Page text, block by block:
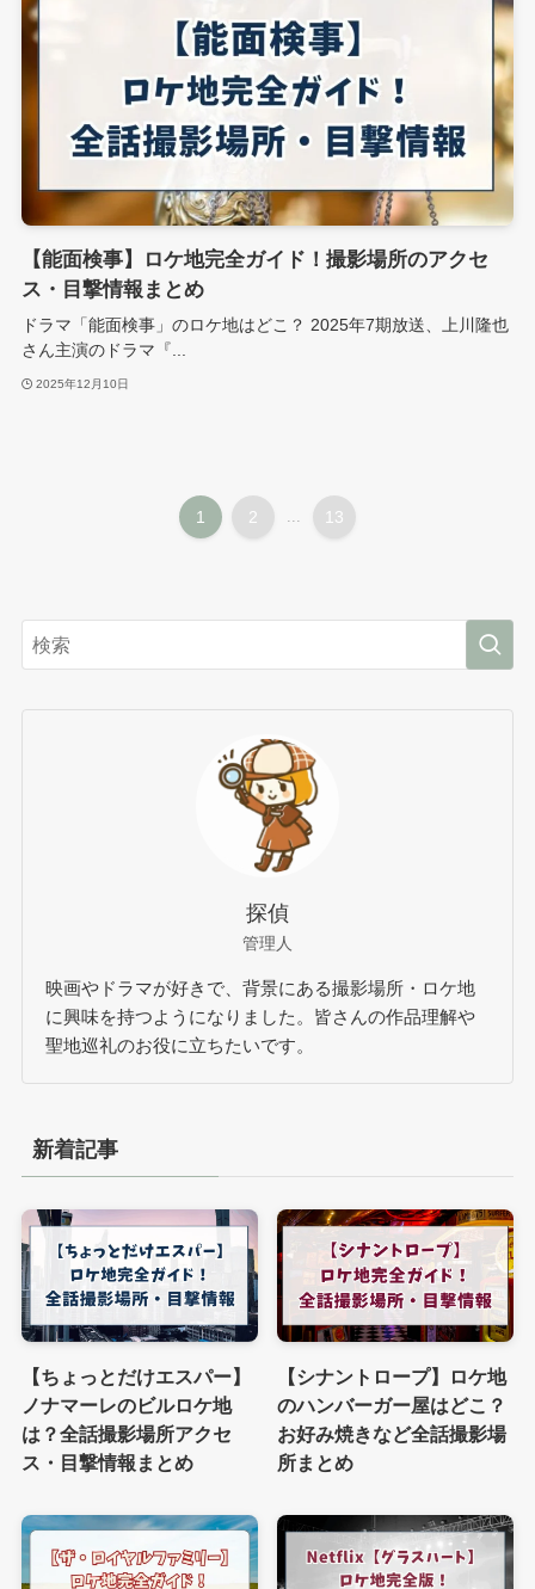
【能面検事】ロケ地完全ガイド！撮影場所のアクセ
ス・目撃情報まとめ
ドラマ「能面検事」のロケ地はどこ？ 2025年7期放送、上川隆也
さん主演のドラマ『...
2025年12月10日
1 2 13
探偵
管理人
映画やドラマが好きで、背景にある撮影場所・ロケ地
に興味を持つようになりました。皆さんの作品理解や
聖地巡礼のお役に立ちたいです。
新着記事
【ちょっとだけエスパー】
ノナマーレのビルロケ地
は？全話撮影場所アクセ
ス・目撃情報まとめ
【シナントロープ】ロケ地
のハンバーガー屋はどこ？
お好み焼きなど全話撮影場
所まとめ